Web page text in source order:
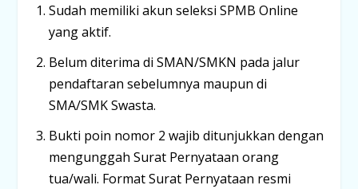
Sudah memiliki akun seleksi SPMB Online
yang aktif.
Belum diterima di SMAN/SMKN pada jalur
pendaftaran sebelumnya maupun di
SMA/SMK Swasta.
Bukti poin nomor 2 wajib ditunjukkan dengan
mengunggah Surat Pernyataan orang
tua/wali. Format Surat Pernyataan resmi